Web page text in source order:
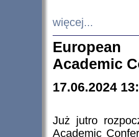
więcej...
European
Academic
17.06.2024
Już jutro
Academic